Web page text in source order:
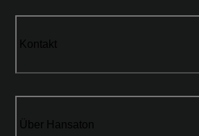
Kontakt
Über Hansaton